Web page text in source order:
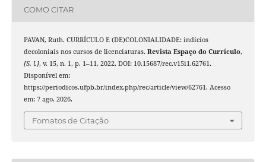
COMO CITAR
PAVAN, Ruth. CURRÍCULO E (DE)COLONIALIDADE: indícios
decoloniais nos cursos de licenciaturas. Revista Espaço do Currículo,
[S. l.], v. 15, n. 1, p. 1–11, 2022. DOI: 10.15687/rec.v15i1.62761.
Disponível em:
https://periodicos.ufpb.br/index.php/rec/article/view/62761. Acesso
em: 7 ago. 2026.
Fomatos de Citação